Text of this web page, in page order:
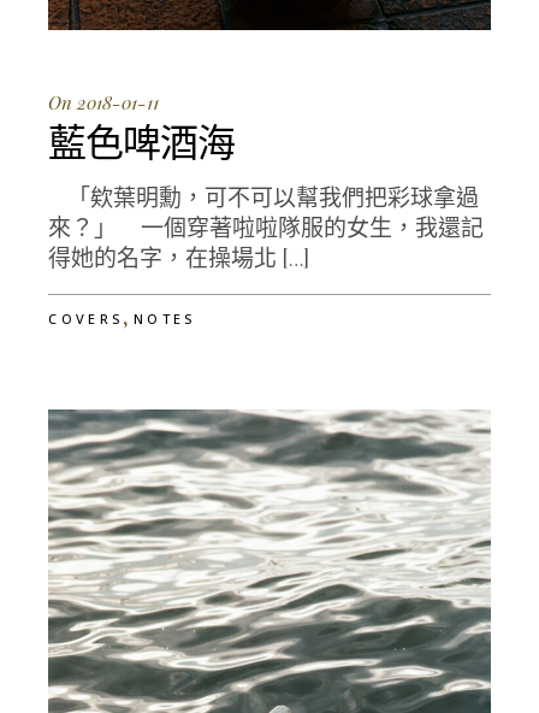
On 2018-01-11
藍色啤酒海
「欸葉明勳，可不可以幫我們把彩球拿過
來？」 一個穿著啦啦隊服的女生，我還記
得她的名字，在操場北 […]
COVERS ,NOTES